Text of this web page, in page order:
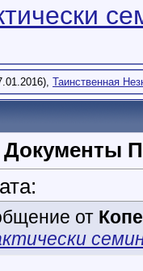
Таинственная
Документы
от